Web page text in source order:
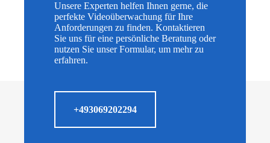
Unsere Experten helfen Ihnen gerne, die
perfekte Videoüberwachung für Ihre
Anforderungen zu finden. Kontaktieren
Sie uns für eine persönliche Beratung oder
nutzen Sie unser Formular, um mehr zu
erfahren.
+493069202294